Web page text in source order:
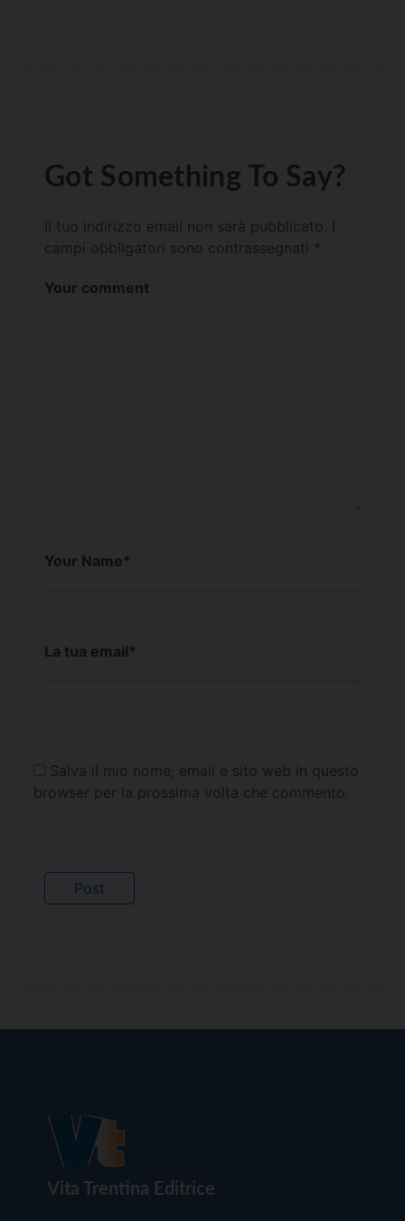
Got Something To Say?
Il tuo indirizzo email non sarà pubblicato.
campi obbligatori sono contrassegnati *
Your comment
Your Name*
La tua email*
Salva il mio nome, email e sito web in questo
browser per la prossima volta che commento.
Vita Trentina Editrice